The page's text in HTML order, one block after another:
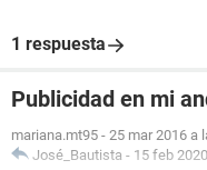
1 respuesta
Publicidad en mi
mariana.mt95 - 25 mar 2016 a
José_Bautista - 15 feb